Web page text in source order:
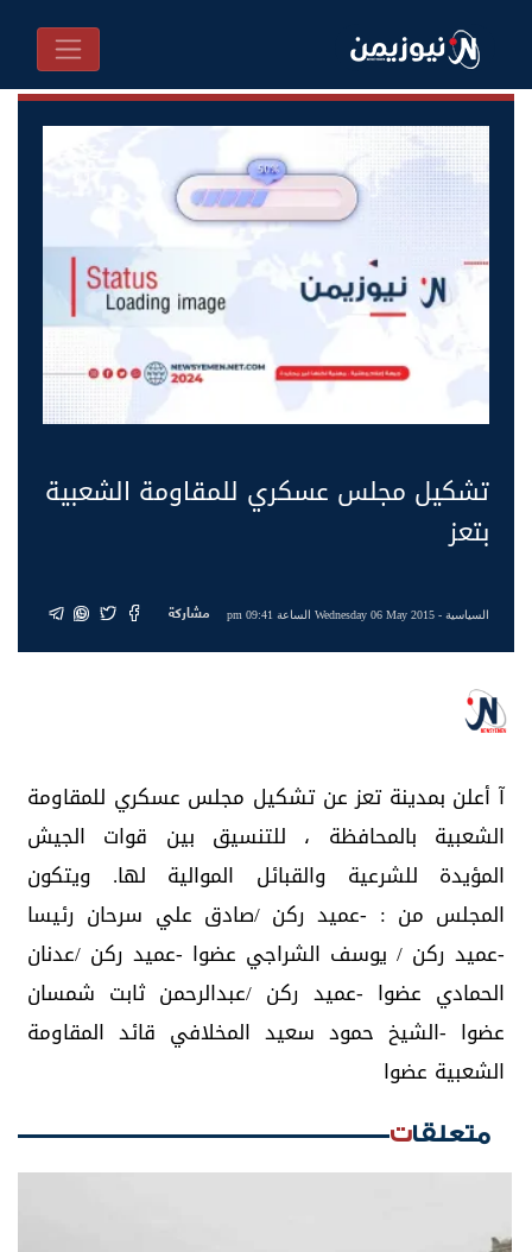
تشكيل مجلس عسكري للمقاومة الشعبية
بتعز
السياسية- Wednesday 06 May 2015 الساعة 09:41 pm مشاركة
آ أعلن بمدينة تعز عن تشكيل مجلس عسكري للمقاومة
الشعبية بالمحافظة ، للتنسيق بين قوات الجيش
المؤيدة للشرعية والقبائل الموالية لها. ويتكون
المجلس من : -عميد ركن /صادق علي سرحان رئيسا
-عميد ركن / يوسف الشراجي عضوا -عميد ركن /عدنان
الحمادي عضوا -عميد ركن /عبدالرحمن ثابت شمسان
عضوا -الشيخ حمود سعيد المخلافي قائد المقاومة
الشعبية عضوا
متعلقات